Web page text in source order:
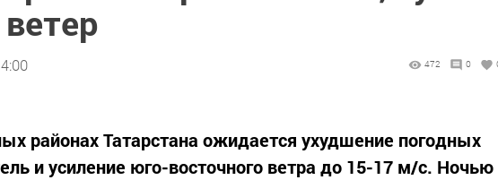
472 0
районах Татарстана ожидается ухудшение погодных
и усиление юго-восточного ветра до 15-17 м/с. Ночью